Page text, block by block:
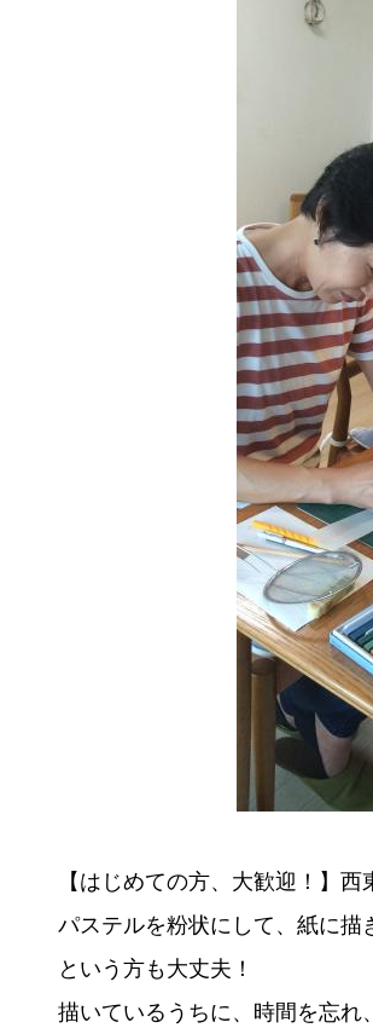
【はじめての方、大歓迎！】
パステルを粉状にして、紙に描
という方も大丈夫！
描いているうちに、時間を忘れ